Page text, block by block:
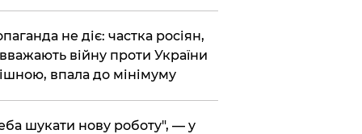
не діє: частка росіян,
війну проти України
впала до мінімуму
шукати нову роботу", — у